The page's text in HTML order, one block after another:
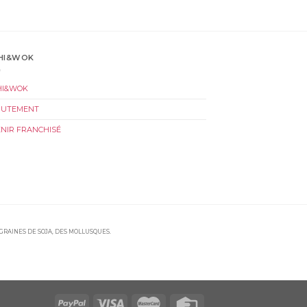
FRANCHISÉ
DE SOJA, DES MOLLUSQUES.